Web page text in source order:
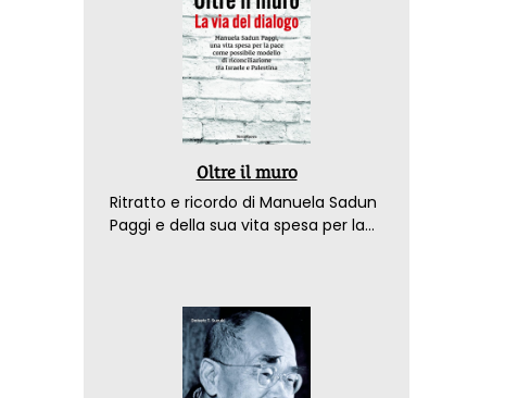
Oltre il muro
Ritratto e ricordo di Manuela Sadun
Paggi e della sua vita spesa per la